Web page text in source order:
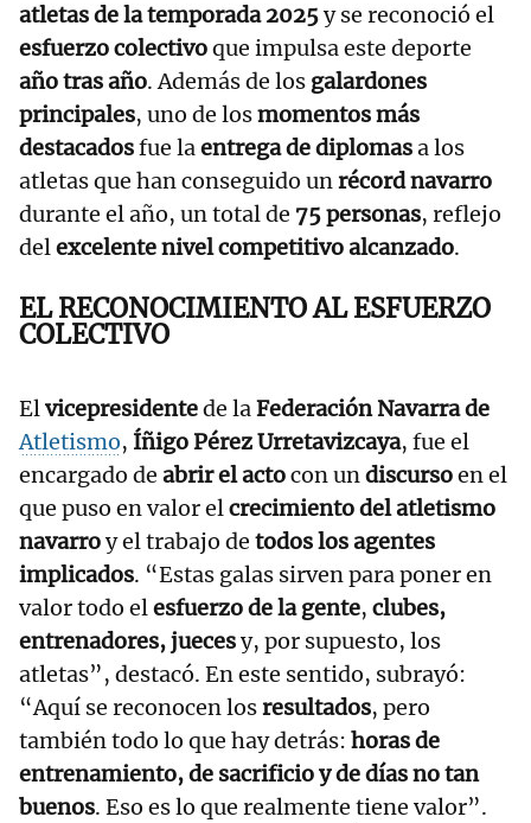
atletas de la temporada 2025y se reconoció el
esfuerzo colectivoque impulsa este deporte
año tras año. Además de los galardones
principales, uno de losmomentos más
destacadosfue laentrega de diplomasa los
atletas que han conseguido unrécord navarro
durante el año, un total de 75 personas, reflejo
delexcelente nivel competitivo alcanzado.
EL RECONOCIMIENTO AL ESFUERZO
COLECTIVO
Elvicepresidentede laFederación Navarra de
Atletismo, Íñigo Pérez Urretavizcaya, fue el
encargado de abrir el actocon undiscursoen el
que puso en valor elcrecimiento del atletismo
navarroy el trabajo de todos los agentes
implicados. “Estas galas sirven para poner en
valor todo elesfuerzo de la gente, clubes,
entrenadores, juecesy, por supuesto, los
atletas”, destacó. En este sentido, subrayó:
“Aquí se reconocen losresultados, pero
también todo lo que hay detrás: horas de
entrenamiento, de sacrificio y de días no tan
buenos. Eso es lo que realmente tiene valor”.